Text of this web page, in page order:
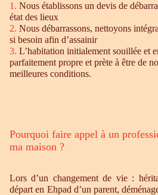
1. Nous établissons un devis de
état des lieux
2. Nous débarrassons, nettoyons
si besoin afin d’assainir
3. L’habitation initialement souillée et
parfaitement propre et prète à être de
meilleures conditions.
Pourquoi faire appel à un
ma maison ?
Lors d’un changement de vie :
départ en Ehpad d’un parent,